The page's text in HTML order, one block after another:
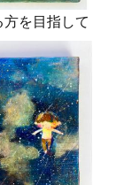
方を目指して